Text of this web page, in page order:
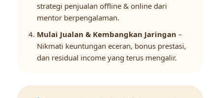
strategi penjualan offline & online dari
mentor berpengalaman.
Mulai Jualan & Kembangkan Jaringan –
Nikmati keuntungan eceran, bonus prestasi,
dan residual income yang terus mengalir.